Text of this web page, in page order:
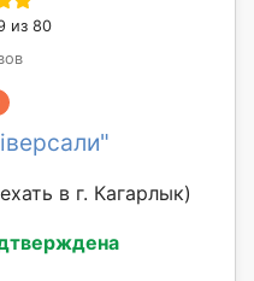
из 80
в г. Кагарлык)